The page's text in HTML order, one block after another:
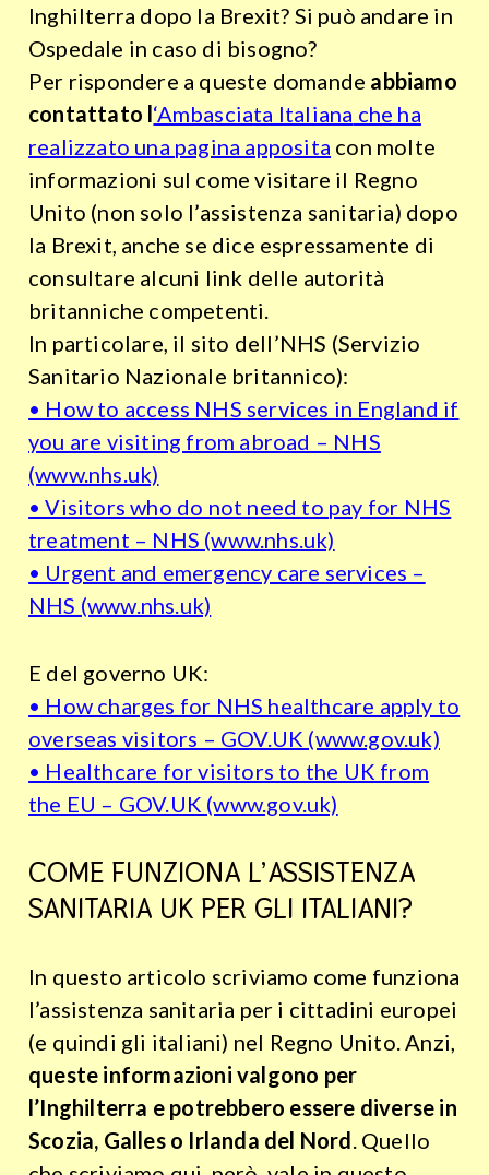
Inghilterra dopo la Brexit? Si può andare in
Ospedale in caso di bisogno?
Per rispondere a queste domande abbiamo
contattato l‘Ambasciata Italiana che ha
realizzato una pagina apposita con molte
informazioni sul come visitare il Regno
Unito (non solo l’assistenza sanitaria) dopo
la Brexit, anche se dice espressamente di
consultare alcuni link delle autorità
britanniche competenti.
In particolare, il sito dell’NHS (Servizio
Sanitario Nazionale britannico):
• How to access NHS services in England if
you are visiting from abroad – NHS
(www.nhs.uk)
• Visitors who do not need to pay for NHS
treatment – NHS (www.nhs.uk)
• Urgent and emergency care services –
NHS (www.nhs.uk)
E del governo UK:
• How charges for NHS healthcare apply to
overseas visitors – GOV.UK (www.gov.uk)
• Healthcare for visitors to the UK from
the EU – GOV.UK (www.gov.uk)
COME FUNZIONA L’ASSISTENZA
SANITARIA UK PER GLI ITALIANI?
In questo articolo scriviamo come funziona
l’assistenza sanitaria per i cittadini europei
(e quindi gli italiani) nel Regno Unito. Anzi,
queste informazioni valgono per
l’Inghilterra e potrebbero essere diverse in
Scozia, Galles o Irlanda del Nord. Quello